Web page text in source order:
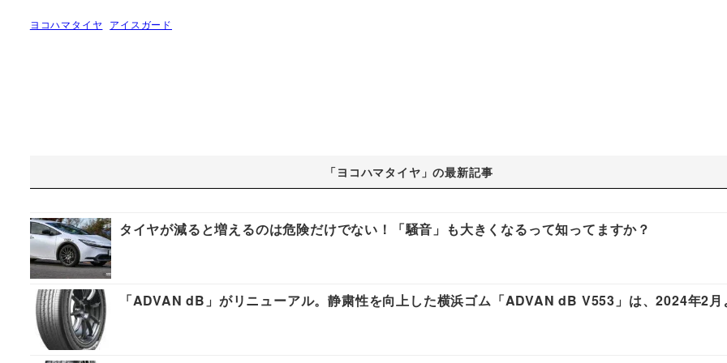
ヨコハマタイヤ アイスガード
「ヨコハマタイヤ」の最新記事
タイヤが減ると増えるのは危険だけでない！「騒音」も大きくなるって知ってますか？
「ADVAN dB」がリニューアル。静粛性を向上した横浜ゴム「ADVAN dB V553」は、2024年2月